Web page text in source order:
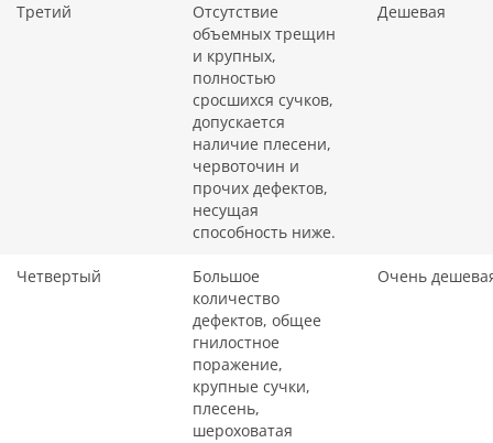
Третий
Отсутствие
объемных трещин
и крупных,
полностью
сросшихся сучков,
допускается
наличие плесени,
червоточин и
прочих дефектов,
несущая
способность ниже.
Дешевая
Четвертый
Большое
количество
дефектов, общее
гнилостное
поражение,
крупные сучки,
плесень,
шероховатая
Очень